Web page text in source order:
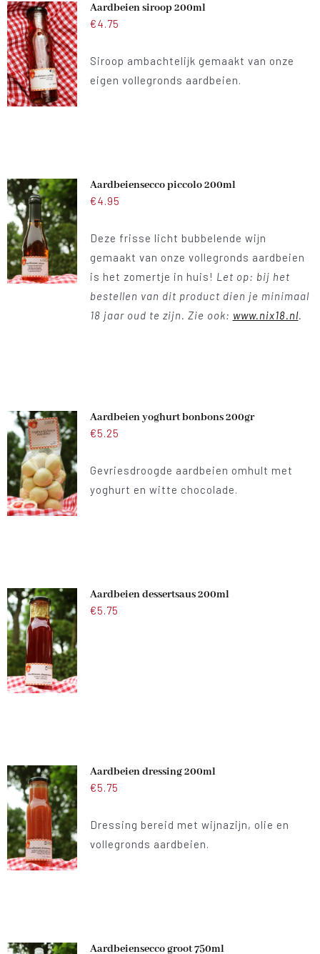
Aardbeien siroop 200ml
€4.75
Siroop ambachtelijk gemaakt van onze
eigen vollegronds aardbeien.
Aardbeiensecco piccolo 200ml
€4.95
Deze frisse licht bubbelende wijn
gemaakt van onze vollegronds aardbeien
is het zomertje in huis! Let op: bij het
bestellen van dit product dien je minimaal
18 jaar oud te zijn. Zie ook: www.nix18.nl.
Aardbeien yoghurt bonbons 200gr
€5.25
Gevriesdroogde aardbeien omhult met
yoghurt en witte chocolade.
Aardbeien dessertsaus 200ml
€5.75
Aardbeien dressing 200ml
€5.75
Dressing bereid met wijnazijn, olie en
vollegronds aardbeien.
Aardbeiensecco groot 750ml